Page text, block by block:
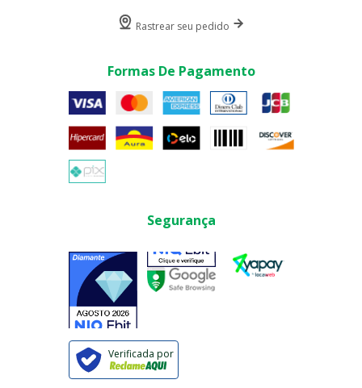
Rastrear seu pedido
Formas De Pagamento
Segurança
Verificada por